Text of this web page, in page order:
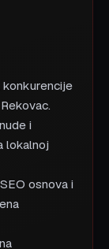
i
lokalnoj
osnova i